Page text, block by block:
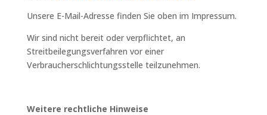
Unsere E-Mail-Adresse finden Sie oben im Impressum.
Wir sind nicht bereit oder verpflichtet, an
Streitbeilegungsverfahren vor einer
Verbraucherschlichtungsstelle teilzunehmen.
Weitere rechtliche Hinweise